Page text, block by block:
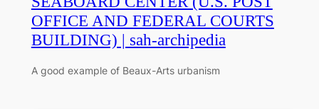
OFFICE AND FEDERAL COURTS
BUILDING) | sah-archipedia
A good example of Beaux-Arts urbanism